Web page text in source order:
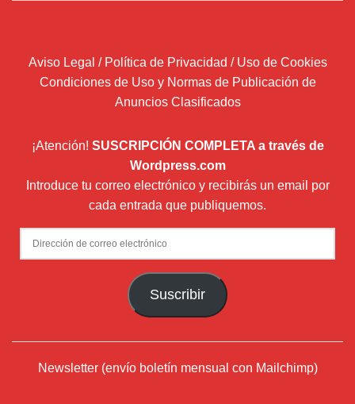
Aviso Legal / Política de Privacidad / Uso de Cookies
Condiciones de Uso y Normas de Publicación de
Anuncios Clasificados
¡Atención! SUSCRIPCIÓN COMPLETA a través de
Wordpress.com
Introduce tu correo electrónico y recibirás un email por
cada entrada que publiquemos.
Dirección
de
Suscribir
Newsletter (envío boletín mensual con Mailchimp)